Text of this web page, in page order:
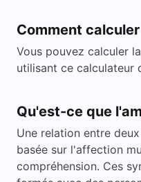
Comment
Vous pouvez calculer
utilisant ce calculateur
Qu'est-ce que
Une relation entre
basée sur l'affection
compréhension. Ces